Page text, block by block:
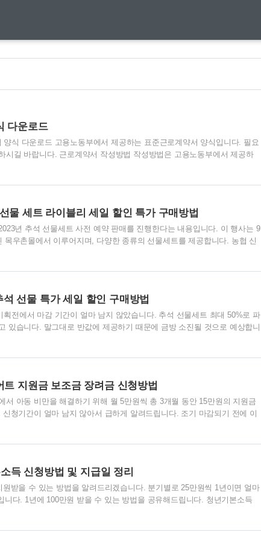
다운로드
양식 다운로드 고용노동부에서 제공하는 표준근로계약서 양식입니다. 필요
시길 바랍니다. 근로계약서 작성방법 작성방법은 고용노동부에서 제공하
게 작성 가능합니다. 고용노동부 근로계약서 작성방법 바로가기
물 세트 라이블리 세일 할인 특가 구매방법
년 추석 선물세트 사전 예약 판매를 진행한다는 내용입니다. 이 행사는 9
목우촌몰에서 이루어지며, 다양한 종류의 선물세트를 제공합니다. 농협 신
기 (50% 할인) 농협 목우촌 추석 선물세트 할인 특가 구매하기 (45% 할인)
양한 제품이 포함되어 있습니다. 사전 예약 행사에서는 캔햄과 수제햄 선
할인된 가격으로 판매하며, 구매 금액의 최대 7%에 해당하..
선물 특가 세일 할인 구매방법
획전에서 마감 기간이 얼마 남지 않았습니다. 추석 선물세트 최대 50%로 파
있습니다. 말그대로 반값에 제공하기 때문에 금방 소진될 것으로 예상합니
할인으로 저렴한 가격에 제공하며 상품은 프리미엄 과일 혼합세트, 햅쌀,
번 저렴한 기회를 놓쳐 손해보지 마시고 조기 마감되기 전에 바로 아래 버
청하시기 바랍니다. 농협 50%할인 추석선물 바로가기 농협 50%할인 추
트 지원금 보조금 장려금 신청방법
서 아동 비만을 해결하기 위해 월 5만원씩 총 3개월 동안 15만원의 지원금
청기간이 얼마 남지 않아서 급하게 알려드립니다. 조기 마감되기 전에 이
두 챙겨가시기 바랍니다. 이번 좋은 혜택과 지원금을 놓쳐 손해보지 마시
트워치 증정) 국민체력100 전국민 운동지원금 신청하기 (5만원 지급) 다이
금 세부사항 8∼9세 어린이를 둔 가정에서 아동 비만율이 높은 문제를 ..
득 신청방법 및 지급일 정리
원받을 수 있는 방법을 알려드리겠습니다. 분기별로 25만원씩 1년이면 얼마
니다. 1년에 100만원 받을 수 있는 방법을 공유해드립니다. 청년기본소득
2023년 9월 1일부터 ~ 10월 2일까지입니다. 약 한 달간의 기간이 있습니